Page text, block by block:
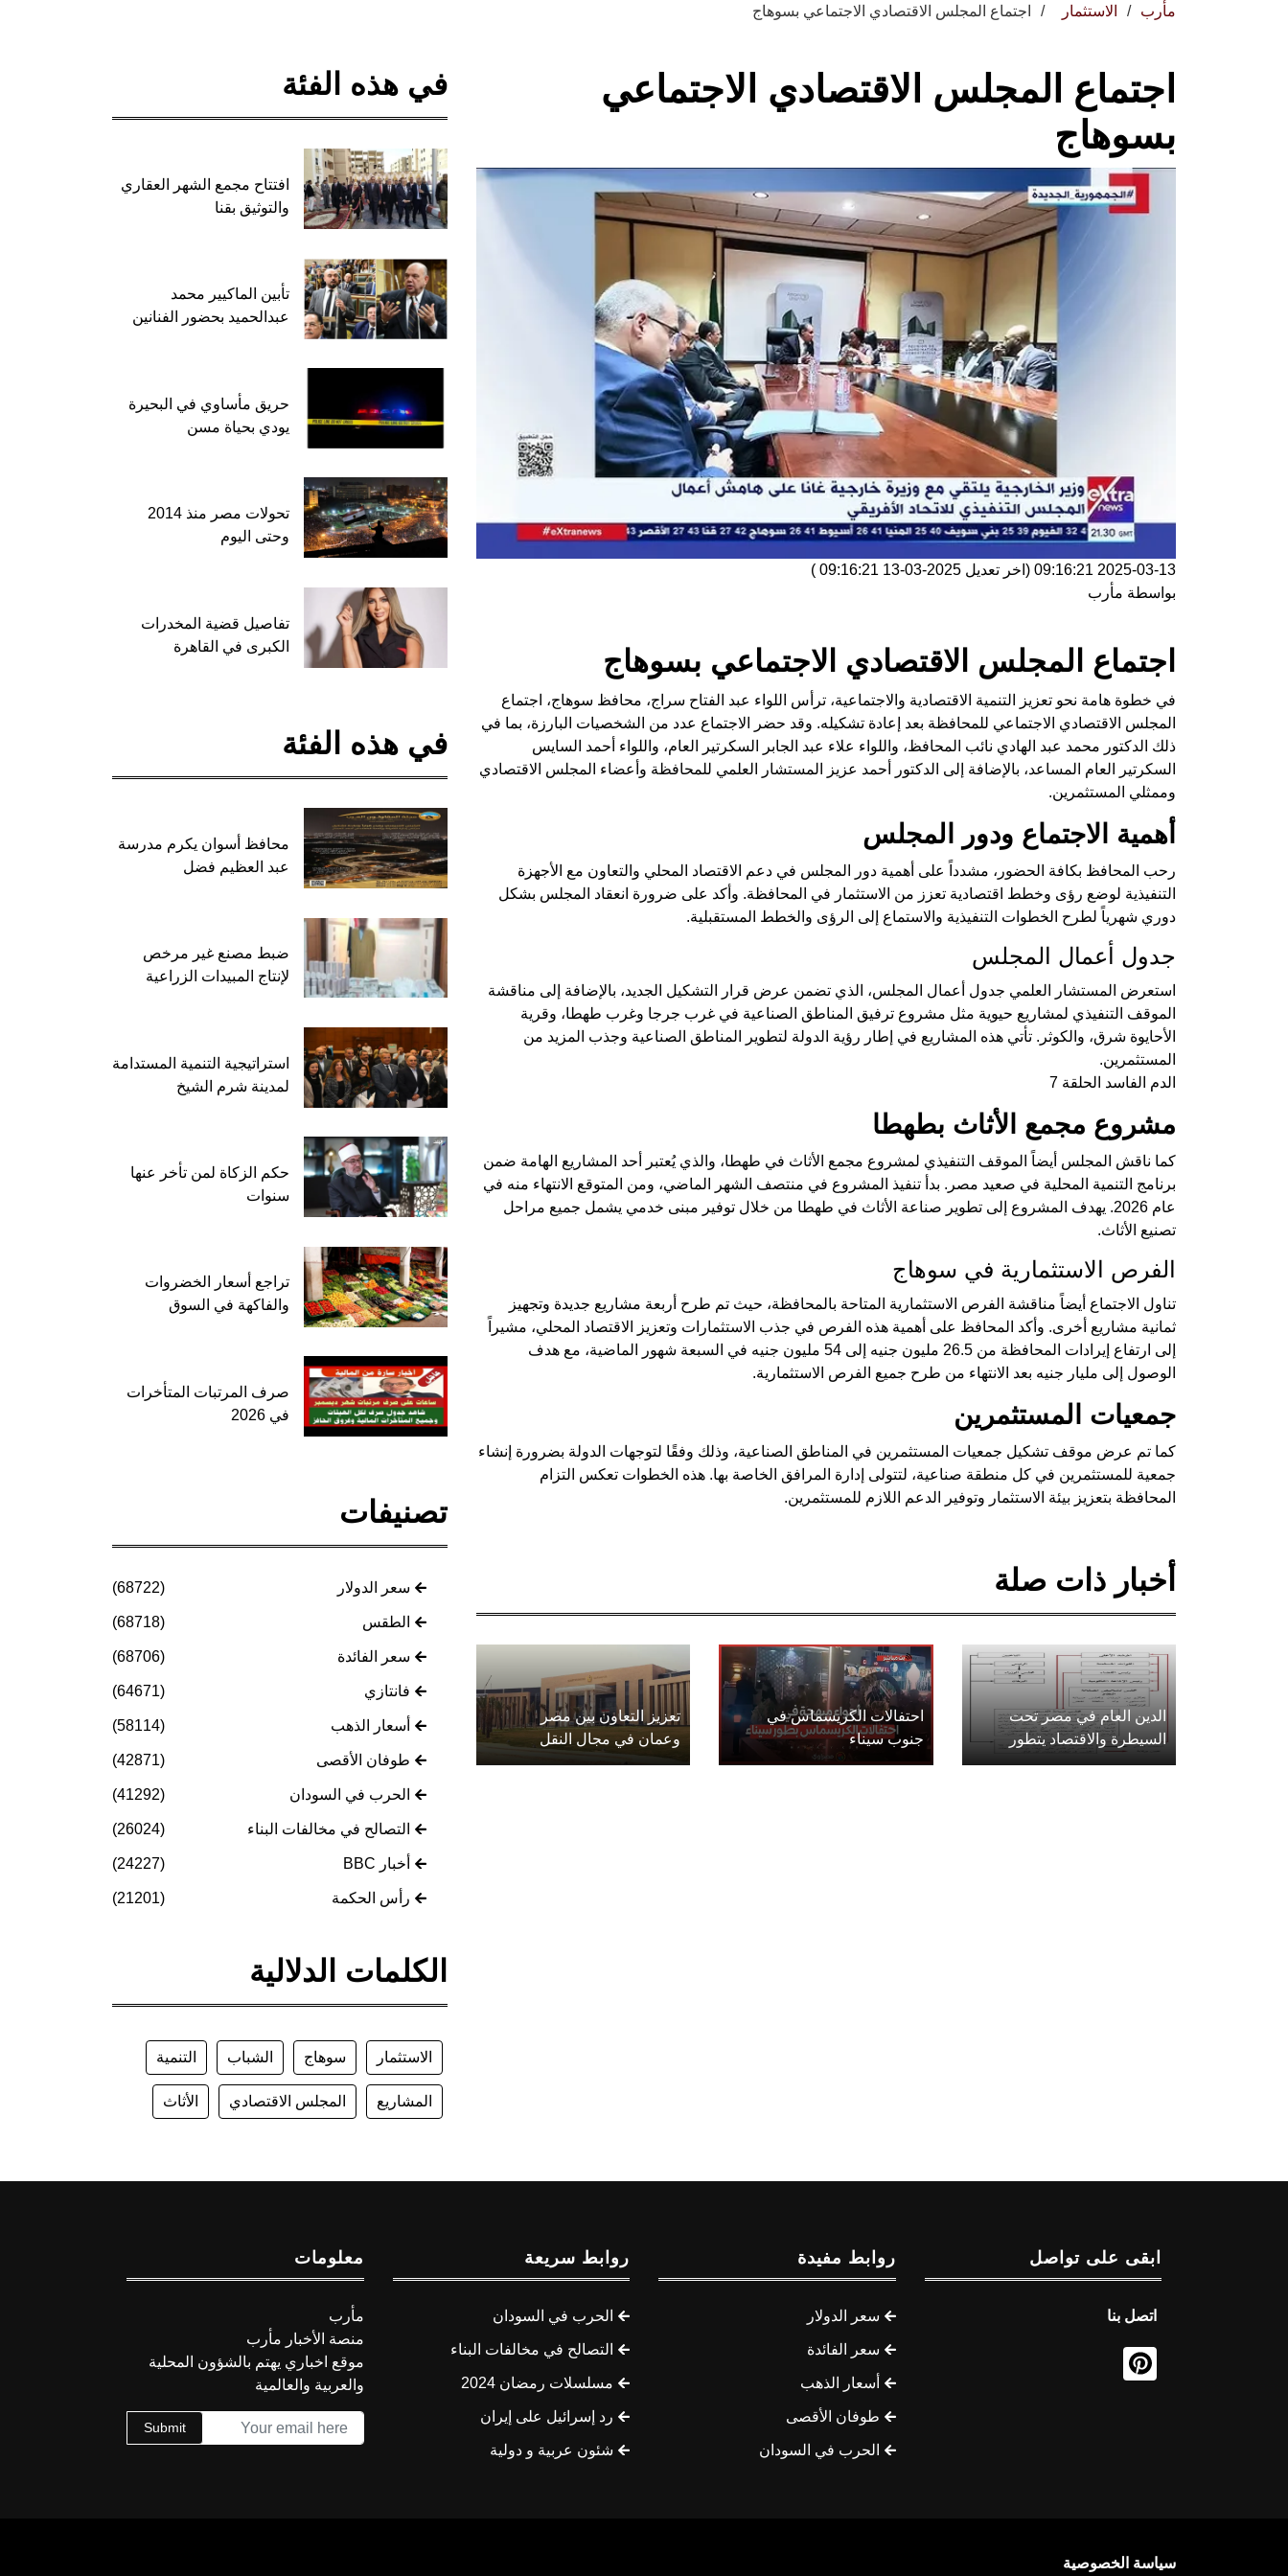
مأرب الاستثمار اجتماع المجلس الاقتصادي الاجتماعي بسوهاج
اجتماع المجلس الاقتصادي الاجتماعي
بسوهاج
2025-03-13 09:16:21 (اخر تعديل 2025-03-13 09:16:21
)
بواسطة مأرب
اجتماع المجلس الاقتصادي الاجتماعي بسوهاج
في خطوة هامة نحو تعزيز التنمية الاقتصادية والاجتماعية، ترأس اللواء عبد الفتاح سراج، محافظ سوهاج، اجتماع
المجلس الاقتصادي الاجتماعي للمحافظة بعد إعادة تشكيله. وقد حضر الاجتماع عدد من الشخصيات البارزة، بما في
ذلك الدكتور محمد عبد الهادي نائب المحافظ، واللواء علاء عبد الجابر السكرتير العام، واللواء أحمد السايس
السكرتير العام المساعد، بالإضافة إلى الدكتور أحمد عزيز المستشار العلمي للمحافظة وأعضاء المجلس الاقتصادي
وممثلي المستثمرين.
أهمية الاجتماع ودور المجلس
رحب المحافظ بكافة الحضور، مشدداً على أهمية دور المجلس في دعم الاقتصاد المحلي والتعاون مع الأجهزة
التنفيذية لوضع رؤى وخطط اقتصادية تعزز من الاستثمار في المحافظة. وأكد على ضرورة انعقاد المجلس بشكل
دوري شهرياً لطرح الخطوات التنفيذية والاستماع إلى الرؤى والخطط المستقبلية.
جدول أعمال المجلس
استعرض المستشار العلمي جدول أعمال المجلس، الذي تضمن عرض قرار التشكيل الجديد، بالإضافة إلى مناقشة
الموقف التنفيذي لمشاريع حيوية مثل مشروع ترفيق المناطق الصناعية في غرب جرجا وغرب طهطا، وقرية
الأحايوة شرق، والكوثر. تأتي هذه المشاريع في إطار رؤية الدولة لتطوير المناطق الصناعية وجذب المزيد من
المستثمرين.
الدم الفاسد الحلقة 7
مشروع مجمع الأثاث بطهطا
كما ناقش المجلس أيضاً الموقف التنفيذي لمشروع مجمع الأثاث في طهطا، والذي يُعتبر أحد المشاريع الهامة ضمن
برنامج التنمية المحلية في صعيد مصر. بدأ تنفيذ المشروع في منتصف الشهر الماضي، ومن المتوقع الانتهاء منه في
عام 2026. يهدف المشروع إلى تطوير صناعة الأثاث في طهطا من خلال توفير مبنى خدمي يشمل جميع مراحل
تصنيع الأثاث.
الفرص الاستثمارية في سوهاج
تناول الاجتماع أيضاً مناقشة الفرص الاستثمارية المتاحة بالمحافظة، حيث تم طرح أربعة مشاريع جديدة وتجهيز
ثمانية مشاريع أخرى. وأكد المحافظ على أهمية هذه الفرص في جذب الاستثمارات وتعزيز الاقتصاد المحلي، مشيراً
إلى ارتفاع إيرادات المحافظة من 26.5 مليون جنيه إلى 54 مليون جنيه في السبعة شهور الماضية، مع هدف
الوصول إلى مليار جنيه بعد الانتهاء من طرح جميع الفرص الاستثمارية.
جمعيات المستثمرين
كما تم عرض موقف تشكيل جمعيات المستثمرين في المناطق الصناعية، وذلك وفقًا لتوجهات الدولة بضرورة إنشاء
جمعية للمستثمرين في كل منطقة صناعية، لتتولى إدارة المرافق الخاصة بها. هذه الخطوات تعكس التزام
المحافظة بتعزيز بيئة الاستثمار وتوفير الدعم اللازم للمستثمرين.
أخبار ذات صلة
الدين العام في مصر تحت
السيطرة والاقتصاد يتطور
احتفالات الكريسماس في
جنوب سيناء
تعزيز التعاون بين مصر
وعمان في مجال النقل
في هذه الفئة
افتتاح مجمع الشهر العقاري
والتوثيق بقنا
تأبين الماكيير محمد
عبدالحميد بحضور الفنانين
حريق مأساوي في البحيرة
يودي بحياة مسن
تحولات مصر منذ 2014
وحتى اليوم
تفاصيل قضية المخدرات
الكبرى في القاهرة
في هذه الفئة
محافظ أسوان يكرم مدرسة
عبد العظيم فضل
ضبط مصنع غير مرخص
لإنتاج المبيدات الزراعية
استراتيجية التنمية المستدامة
لمدينة شرم الشيخ
حكم الزكاة لمن تأخر عنها
سنوات
تراجع أسعار الخضروات
والفاكهة في السوق
صرف المرتبات المتأخرات
في 2026
تصنيفات
سعر الدولار (68722)
الطقس (68718)
سعر الفائدة (68706)
فانتازي (64671)
أسعار الذهب (58114)
طوفان الأقصى (42871)
الحرب في السودان (41292)
التصالح في مخالفات البناء (26024)
أخبار BBC (24227)
رأس الحكمة (21201)
الكلمات الدلالية
الاستثمار سوهاج الشباب التنمية
المشاريع المجلس الاقتصادي الأثاث
ابقى على تواصل
اتصل بنا
روابط مفيدة
سعر الدولار
سعر الفائدة
أسعار الذهب
طوفان الأقصى
الحرب في السودان
روابط سريعة
الحرب في السودان
التصالح في مخالفات البناء
مسلسلات رمضان 2024
رد إسرائيل على إيران
شئون عربية و دولية
معلومات
مأرب
منصة الأخبار مأرب
موقع اخباري يهتم بالشؤون المحلية
والعربية والعالمية
Submit
سياسة الخصوصية